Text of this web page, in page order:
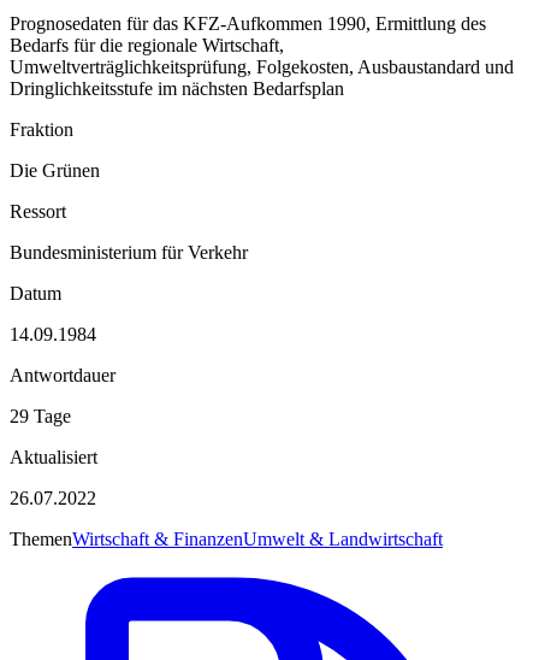
Prognosedaten für das KFZ-Aufkommen 1990, Ermittlung des
Bedarfs für die regionale Wirtschaft,
Umweltverträglichkeitsprüfung, Folgekosten, Ausbaustandard und
Dringlichkeitsstufe im nächsten Bedarfsplan
Fraktion
Die Grünen
Ressort
Bundesministerium für Verkehr
Datum
14.09.1984
Antwortdauer
29 Tage
Aktualisiert
26.07.2022
ThemenWirtschaft & FinanzenUmwelt & Landwirtschaft